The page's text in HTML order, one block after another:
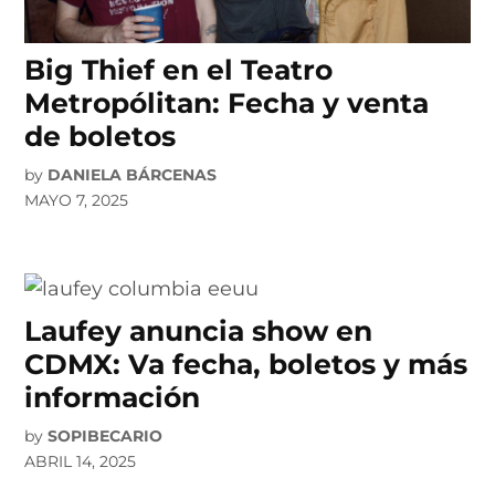
Big Thief en el Teatro
Metropólitan: Fecha y venta
de boletos
by DANIELA BÁRCENAS
MAYO 7, 2025
Laufey anuncia show en
CDMX: Va fecha, boletos y más
información
by SOPIBECARIO
ABRIL 14, 2025